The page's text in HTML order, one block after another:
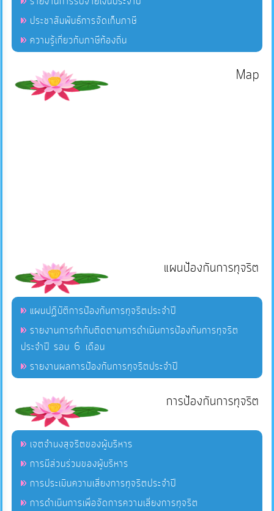
ประชาสัมพันธ์การจัดเก็บภาษี
ความรู้เกี่ยวกับภาษีท้องถิ่น
Map
แผนป้องกันการทุจริต
แผนปฏิบัติการป้องกันการทุจริตประจำปี
รายงานการกำกับติดตามการดำเนินการป้องกันการทุจริต
ประจำปี รอบ 6 เดือน
รายงานผลการป้องกันการทุจริตประจำปี
การป้องกันการทุจริต
เจตจำนงสุจริตของผู้บริหาร
การมีส่วนร่วมของผู้บริหาร
การประเมินความเสี่ยงการทุจริตประจำปี
การดำเนินการเพื่อจัดการความเสี่ยงการทุจริต